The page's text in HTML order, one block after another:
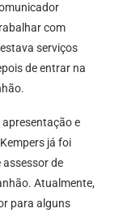
com
serviços
de entrar na
e
já foi
de
Atualmente,
para alguns